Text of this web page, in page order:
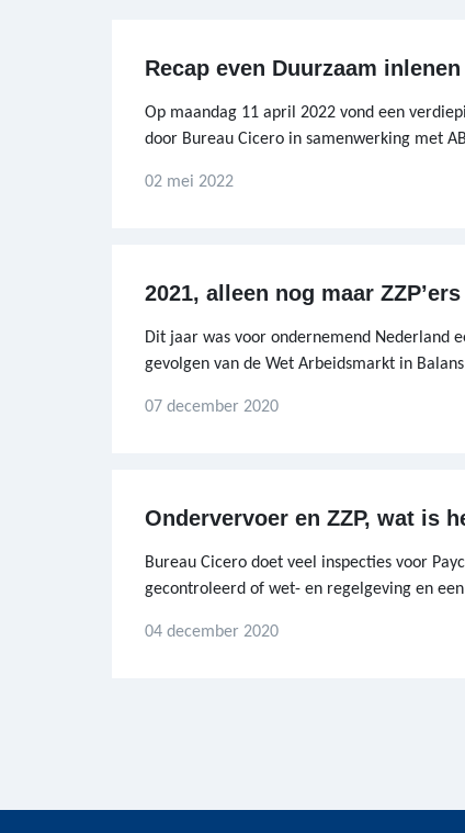
Recap even Duurzaam inlenen
Op maandag 11 april 2022 vond een
door Bureau Cicero in samenwerking met
02 mei 2022
2021, alleen nog maar
Dit jaar was voor ondernemend Nederland
gevolgen van de Wet Arbeidsmarkt in Balans
07 december 2020
Ondervervoer en ZZP, wat is
Bureau Cicero doet veel inspecties voor
gecontroleerd of wet- en regelgeving en
04 december 2020